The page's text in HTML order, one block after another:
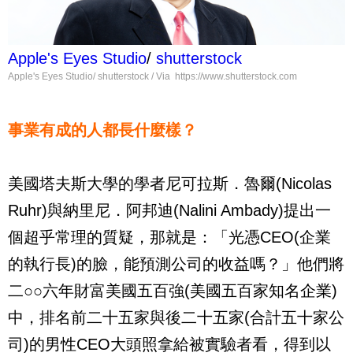
Apple's Eyes Studio/ shutterstock
Apple's Eyes Studio/ shutterstock / Via https://www.shutterstock.com
事業有成的人都長什麼樣？
美國塔夫斯大學的學者尼可拉斯．魯爾(Nicolas
Ruhr)與納里尼．阿邦迪(Nalini Ambady)提出一
個超乎常理的質疑，那就是：「光憑CEO(企業
的執行長)的臉，能預測公司的收益嗎？」他們將
二○○六年財富美國五百強(美國五百家知名企業)
中，排名前二十五家與後二十五家(合計五十家公
司 )的男性CEO大頭照拿給被實驗者看，得到以